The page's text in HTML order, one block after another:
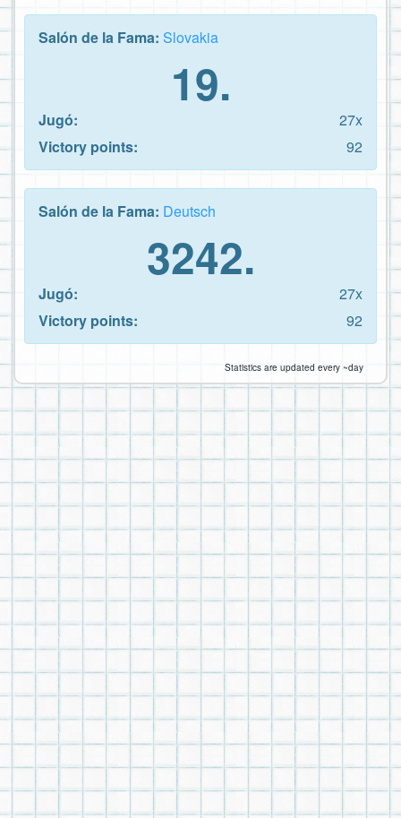
Salón de la Fama: Slovakia
19.
Jugó:
27x
Victory points:
92
Salón de la Fama: Deutsch
3242.
Jugó:
27x
Victory points:
92
Statistics are updated every ~day